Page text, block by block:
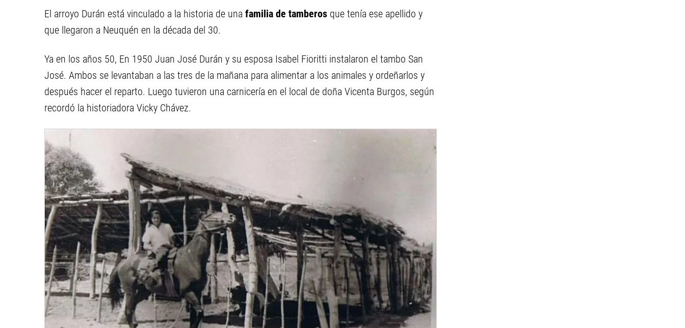
El arroyo Durán está vinculado a la historia de una familia de tamberos que tenía ese apellido y
que llegaron a Neuquén en la década del 30.
Ya en los años 50, En 1950 Juan José Durán y su esposa Isabel Fioritti instalaron el tambo San
José. Ambos se levantaban a las tres de la mañana para alimentar a los animales y ordeñarlos y
después hacer el reparto. Luego tuvieron una carnicería en el local de doña Vicenta Burgos, según
recordó la historiadora Vicky Chávez.